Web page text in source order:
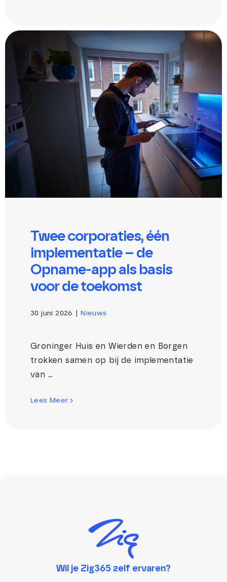
Twee corporaties, één
implementatie – de
Opname-app als basis
voor de toekomst
30 juni 2026 Nieuws
Groninger Huis en Wierden en Borgen
trokken samen op bij de implementatie
van ...
Lees Meer
Wil je Zig365 zelf ervaren?